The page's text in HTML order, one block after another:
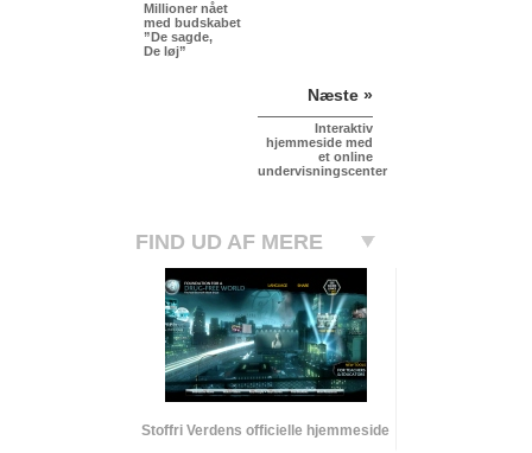
Millioner nået
med budskabet
”De sagde,
De løj”
Næste »
Interaktiv
hjemmeside med
et online
undervisningscenter
FIND UD AF MERE
Stoffri Verdens officielle hjemmeside